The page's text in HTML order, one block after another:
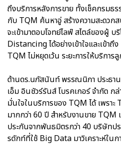
ถึงบริการหลังการขาย ทั้งเช็คกรมธ
กับ TQM ค้นหาอู่ สร้างความสะดวก
จะเข้ามาตอบโจทย์ไลฟ์ สไตล์ของผู้ บ
Distancing ได้อย่างเข้าใจและเข้าถึ
TQM ไม่หยุดเว้น ระยะการให้บริการ
ด้านดร.นภัสนันท์ พรรณนิภา ประธา
เอ็ม อินชัวร์รันส์ โบรคเกอร์ จำกัด กล่
มั่นใจในบริการของ TQM ได้ เพรา
มากกว่า 60 ปี สำหรับงานขาย
ประกันจากพันธมิตรกว่า 40 บริษัท
รดักท์ที่ใช้ Big Data มาวิเคราะห์ใน